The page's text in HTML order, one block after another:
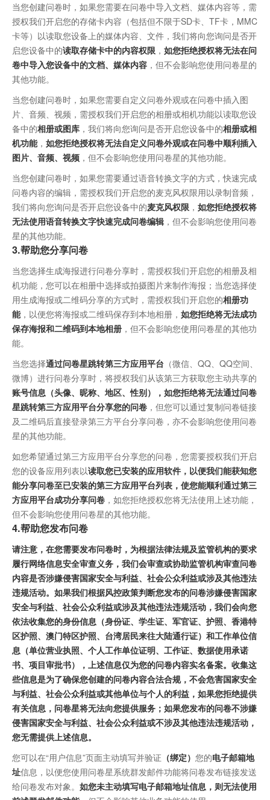
当您创建问卷时，如果您需要在问卷中导入文档、媒体内容等，需
授权我们开启您的存储卡内容（包括但不限于SD卡、TF卡，MMC
卡等）以读取您设备上的媒体内容、文件，我们将向您询问是否开
启您设备中的读取存储卡中的内容权限 ， 如您拒绝授权将无法在问
卷中导入您设备中的文档、媒体内容 ，但不会影响您使用问卷星的
其他功能。
当您创建问卷时，如果您需要自定义问卷外观或在问卷中插入图
片、音频、视频，需授权我们开启您的相册或相机功能以读取您设
备中的相册或图库 ，我们将向您询问是否开启您设备中的相册或相
机功能， 如您拒绝授权将无法自定义问卷外观或在问卷中顺利插入
图片、音频、视频 ，但不会影响您使用问卷星的其他功能。
当您创建问卷时，如果您需要通过语音转换文字的方式，快速完成
问卷内容的编辑，需授权我们开启您的麦克风权限用以录制音频，
我们将向您询问是否开启您设备中的麦克风权限 ， 如您拒绝授权将
无法使用语音转换文字快速完成问卷编辑 ，但不会影响您使用问卷
星的其他功能。
3.帮助您分享问卷
当您选择生成海报进行问卷分享时，需授权我们开启您的相册及相
机功能，您可以在相册中选择或拍摄图片来制作海报；当您选择使
用生成海报或二维码分享的方式时，需授权我们开启您的相册功
能，以便您将海报或二维码保存到本地相册， 如您拒绝将无法成功
保存海报和二维码到本地相册 ，但不会影响您使用问卷星的其他功
能。
当您选择通过问卷星跳转第三方应用平台 （微信、QQ、QQ空间、
微博）进行问卷分享时，将授权我们从该第三方获取您主动共享的
账号信息（头像、昵称、地区、性别），如您拒绝将无法通过问卷
星跳转第三方应用平台分享您的问卷 ，但您可以通过复制问卷链接
及二维码后直接登录第三方平台分享问卷，亦不会影响您使用问卷
星的其他功能。
如您希望通过第三方应用平台分享您的问卷，您需要授权我们开启
您的设备应用列表以读取您已安装的应用软件，以便我们能获知您
能分享问卷至已安装的第三方应用平台列表，使您能顺利通过第三
方应用平台成功分享问卷 ，如您拒绝授权您将无法使用上述功能，
但不会影响您使用问卷星的其他功能。
4.帮助您发布问卷
请注意，在您需要发布问卷时，为根据法律法规及监管机构的要求
履行网络信息安全审查义务，我们会审查或协助监管机构审查问卷
内容是否涉嫌侵害国家安全与利益、社会公众利益或涉及其他违法
违规活动。如果我们根据风控政策判断您发布的问卷涉嫌侵害国家
安全与利益、社会公众利益或涉及其他违法违规活动，我们会向您
依法收集您的身份信息（身份证、学生证、军官证、护照、香港特
区护照、澳门特区护照、台湾居民来往大陆通行证）和工作单位信
息（单位营业执照、个人工作单位证明、工作证、数据使用承诺
书、项目审批书），上述信息仅为您的问卷内容实名备案。收集这
些信息是为了确保您创建的问卷内容合法合规，不会危害国家安全
与利益、社会公众利益或其他单位与个人的利益，如果您拒绝提供
有关信息，问卷星将无法向您提供服务；如果您发布的问卷不涉嫌
侵害国家安全与利益、社会公众利益或不涉及其他违法违规活动，
您无需提供上述信息。
您可以在“用户信息”页面主动填写并验证 （绑定） 您的电子邮箱地
址信息，以便您使用问卷星系统群发邮件功能将问卷发布链接发送
给问卷发布对象。 如您未主动填写电子邮箱地址信息，则无法使用